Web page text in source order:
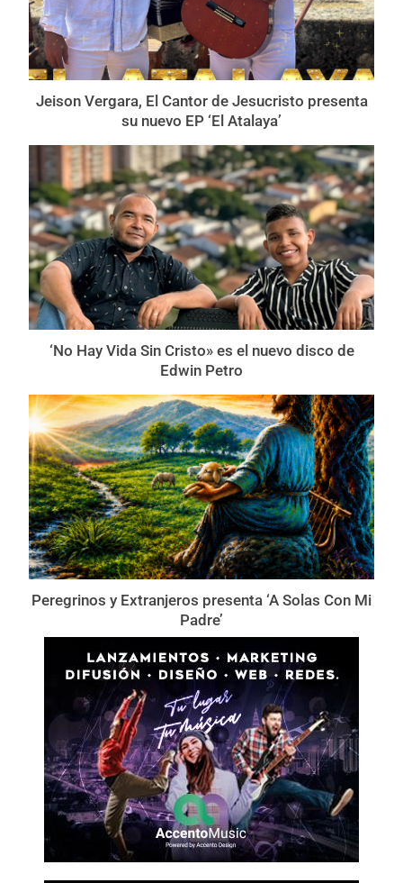
Jeison Vergara, El Cantor de Jesucristo presenta
su nuevo EP ‘El Atalaya’
‘No Hay Vida Sin Cristo» es el nuevo disco de
Edwin Petro
Peregrinos y Extranjeros presenta ‘A Solas Con Mi
Padre’